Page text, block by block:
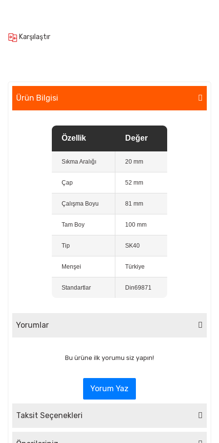
Karşılaştır
Ürün Bilgisi
Özellik Değer
Sıkma Aralığı 20 mm
Çap 52 mm
Çalışma Boyu 81 mm
Tam Boy 100 mm
Tip SK40
Menşei Türkiye
Standartlar Din69871
Yorumlar
Bu ürüne ilk yorumu siz yapın!
Yorum Yaz
Taksit Seçenekleri